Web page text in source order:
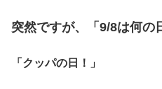
突然ですが、「9/8は何の
「クッパの日！」